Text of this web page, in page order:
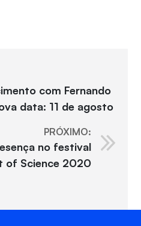
com Fernando
data: 11 de agosto
PRÓXIMO:
no festival
of Science 2020